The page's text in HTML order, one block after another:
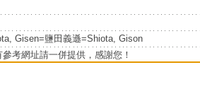
Gisen=鹽田義遜=Shiota, Gison
考網址請一併提供，感謝您！